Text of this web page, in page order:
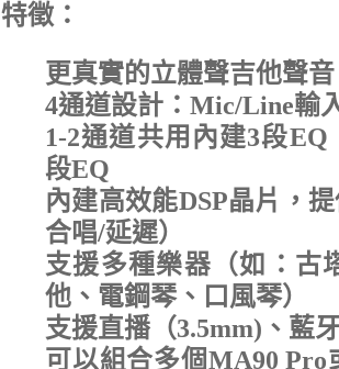
特徵：
更真實的立體聲吉他聲音
4通道設計：Mic/Line輸
1-2通道共用內建3段
段EQ
內建高效能DSP晶片，
合唱/延遲）
支援多種樂器（如：古
他、電鋼琴、口風琴）
支援直播（3.5mm)、藍
可以組合多個MA90